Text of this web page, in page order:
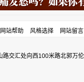
网站帮助 风格选择 网站留言
路交汇处向西100米路北郭万